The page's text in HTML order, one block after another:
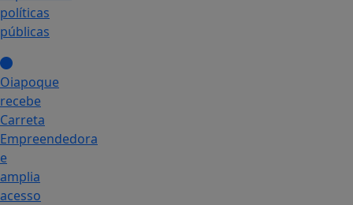
políticas
públicas
Oiapoque
recebe
Carreta
Empreendedora
e
amplia
acesso